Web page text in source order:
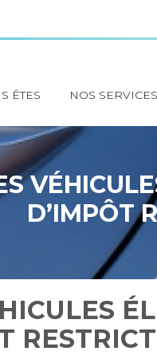
ÊTES NOS SERVICES
D’IMPÔT